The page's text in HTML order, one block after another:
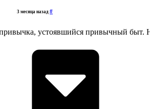
3 месяца назад #
устоявшийся привычный быт.